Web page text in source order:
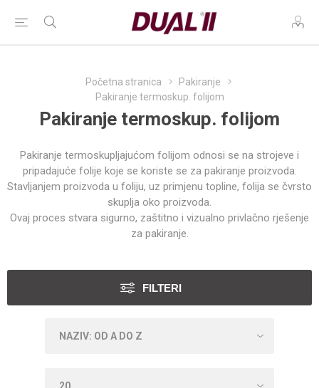
Početna stranica
Pakiranje
Pakiranje termoskup. folijom
Pakiranje termoskup. folijom
Pakiranje termoskupljajućom folijom odnosi se na strojeve i
pripadajuće folije koje se koriste se za pakiranje proizvoda.
Stavljanjem proizvoda u foliju, uz primjenu topline, folija se čvrsto
skuplja oko proizvoda.
Ovaj proces stvara sigurno, zaštitno i vizualno privlačno rješenje
za pakiranje.
FILTERI